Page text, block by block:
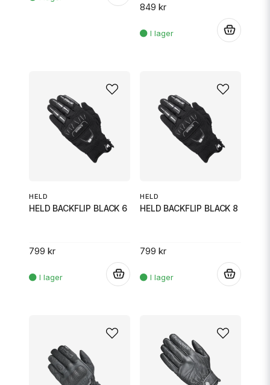
849 kr
HELD
HELD BACKFLIP BLACK 6
799 kr
HELD
HELD BACKFLIP BLACK 8
799 kr